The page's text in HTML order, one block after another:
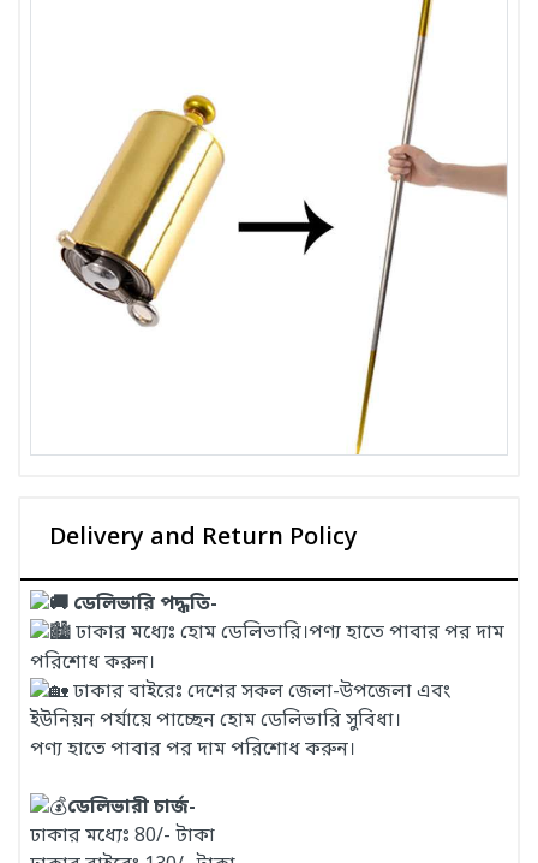
Delivery and Return Policy
ডেলিভারি পদ্ধতি-
ঢাকার মধ্যেঃ হোম ডেলিভারি।পণ্য হাতে পাবার পর দাম
পরিশোধ করুন।
ঢাকার বাইরেঃ দেশের সকল জেলা-উপজেলা এবং
ইউনিয়ন পর্যায়ে পাচ্ছেন হোম ডেলিভারি সুবিধা।
পণ্য হাতে পাবার পর দাম পরিশোধ করুন।
ডেলিভারী চার্জ-
ঢাকার মধ্যেঃ 80/- টাকা